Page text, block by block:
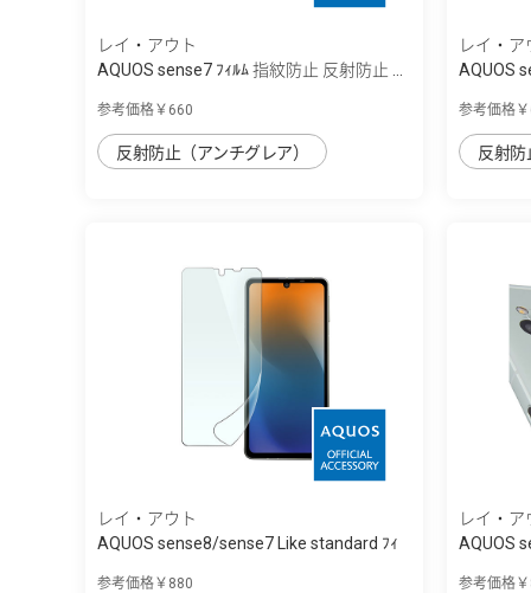
レイ・アウト
AQUOS sense7 ﾌｨﾙﾑ 指紋防止 反射防止 ...
参考価格￥660
反射防止（アンチグレア）
レイ・ア
AQUOS
参考価格
反射防
レイ・アウト
AQUOS sense8/sense7 Like standard ﾌｨ
参考価格￥880
レイ・ア
AQUOS
参考価格